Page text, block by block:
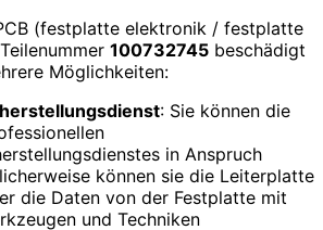
(festplatte elektronik / festplatte
100732745 beschädigt
Möglichkeiten:
: Sie können die
in Anspruch
können sie die Leiterplatte
die Daten von der Festplatte mit
und Techniken